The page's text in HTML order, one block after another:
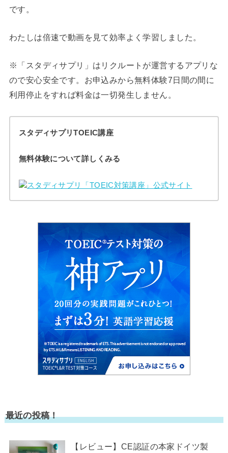
です。
わたしは倍速で動画を見て効率よく学習しました。
※「スタディサプリ」はリクルートが運営するアプリな
ので安心安全です。お申込みから無料体験7日間の間に
利用停止をすれば料金は一切発生しません。
スタディサプリTOEIC講座
無料体験について詳しくみる
スタディサプリ「TOEIC対策講座」公式サイト
最近の投稿！
【レビュー】CE認証の本家ドイツ製